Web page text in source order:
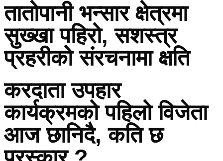
तातोपानी भन्सार क्षेत्रमा
सुख्खा पहिरो, सशस्त्र
प्रहरीको संरचनामा क्षति
करदाता उपहार
कार्यक्रमको पहिलो विजेता
आज छानिदै, कति छ